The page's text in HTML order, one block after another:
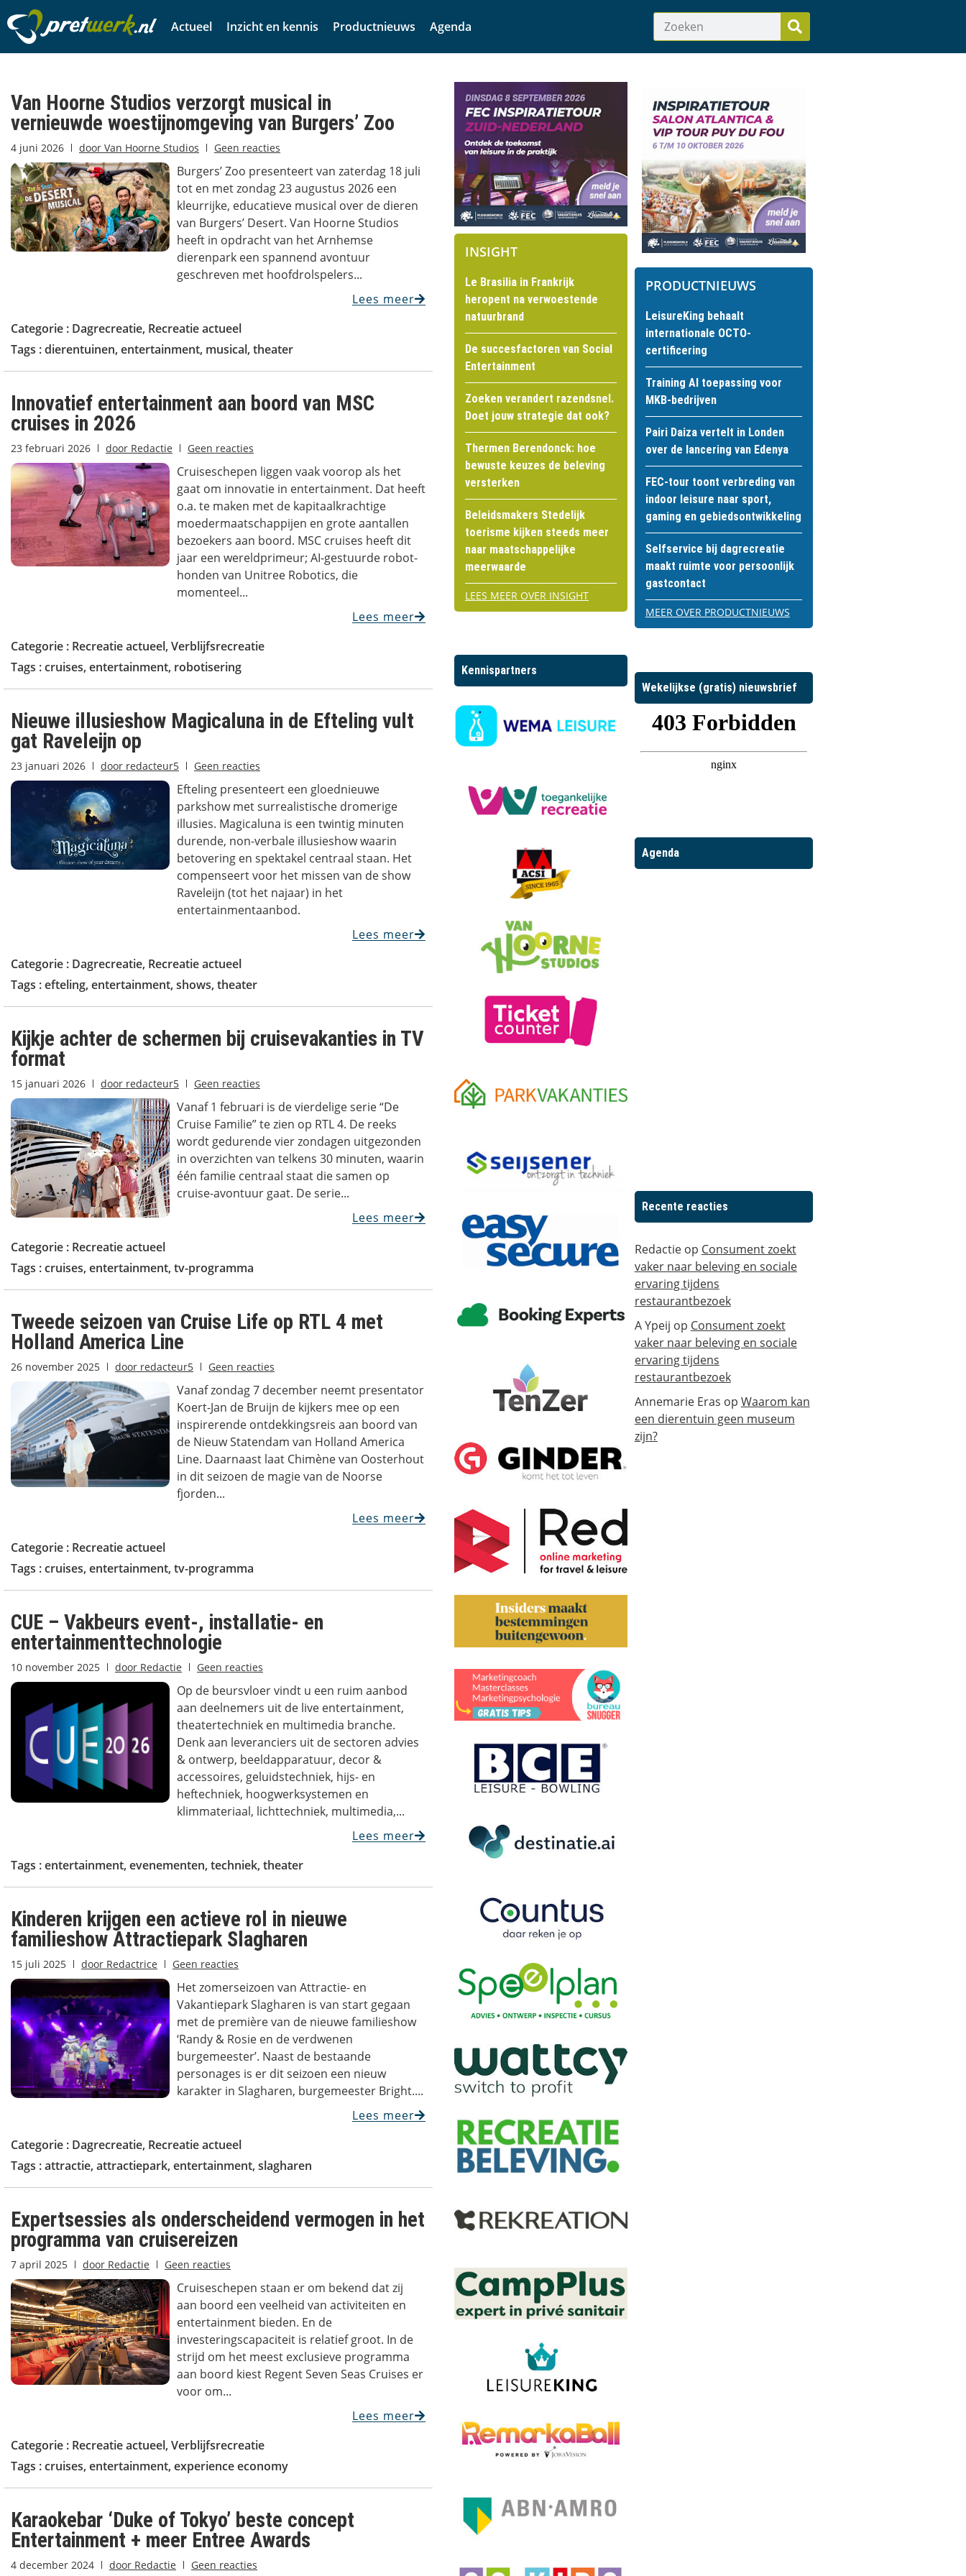
Actueel Inzicht en kennis Productnieuws Agenda
Van Hoorne Studios verzorgt musical in
vernieuwde woestijnomgeving van Burgers’ Zoo
4 juni 2026 door Van Hoorne Studios Geen reacties
Burgers’ Zoo presenteert van zaterdag 18 juli
tot en met zondag 23 augustus 2026 een
kleurrijke, educatieve musical over de dieren
van Burgers’ Desert. Van Hoorne Studios
heeft in opdracht van het Arnhemse
dierenpark een spannend avontuur
geschreven met hoofdrolspelers...
Lees meer
Categorie : Dagrecreatie, Recreatie actueel
Tags :dierentuinen, entertainment, musical, theater
Innovatief entertainment aan boord van MSC
cruises in 2026
23 februari 2026 door Redactie Geen reacties
Cruiseschepen liggen vaak voorop als het
gaat om innovatie in entertainment. Dat heeft
o.a. te maken met de kapitaalkrachtige
moedermaatschappijen en grote aantallen
bezoekers aan boord. MSC cruises heeft dit
jaar een wereldprimeur; AI-gestuurde robot­
honden van Unitree Robotics, die
momenteel...
Lees meer
Categorie : Recreatie actueel, Verblijfsrecreatie
Tags :cruises, entertainment, robotisering
Nieuwe illusieshow Magicaluna in de Efteling vult
gat Raveleijn op
23 januari 2026 door redacteur5 Geen reacties
Efteling presenteert een gloednieuwe
parkshow met surrealistische dromerige
illusies. Magicaluna is een twintig minuten
durende, non-verbale illusieshow waarin
betovering en spektakel centraal staan. Het
compenseert voor het missen van de show
Raveleijn (tot het najaar) in het
entertainmentaanbod.
Lees meer
Categorie : Dagrecreatie, Recreatie actueel
Tags :efteling, entertainment, shows, theater
Kijkje achter de schermen bij cruisevakanties in TV
format
15 januari 2026 door redacteur5 Geen reacties
Vanaf 1 februari is de vierdelige serie “De
Cruise Familie” te zien op RTL 4. De reeks
wordt gedurende vier zondagen uitgezonden
in overzichten van telkens 30 minuten, waarin
één familie centraal staat die samen op
cruise-avontuur gaat. De serie...
Lees meer
Categorie : Recreatie actueel
Tags :cruises, entertainment, tv-programma
Tweede seizoen van Cruise Life op RTL 4 met
Holland America Line
26 november 2025 door redacteur5 Geen reacties
Vanaf zondag 7 december neemt presentator
Koert-Jan de Bruijn de kijkers mee op een
inspirerende ontdekkingsreis aan boord van
de Nieuw Statendam van Holland America
Line. Daarnaast laat Chimène van Oosterhout
in dit seizoen de magie van de Noorse
fjorden...
Lees meer
Categorie : Recreatie actueel
Tags :cruises, entertainment, tv-programma
CUE – Vakbeurs event-, installatie- en
entertainmenttechnologie
10 november 2025 door Redactie Geen reacties
Op de beursvloer vindt u een ruim aanbod
aan deelnemers uit de live entertainment,
theatertechniek en multimedia branche.
Denk aan leveranciers uit de sectoren advies
& ontwerp, beeldapparatuur, decor &
accessoires, geluidstechniek, hijs- en
heftechniek, hoogwerksystemen en
klimmateriaal, lichttechniek, multimedia,...
Lees meer
Tags :entertainment, evenementen, techniek, theater
Kinderen krijgen een actieve rol in nieuwe
familieshow Attractiepark Slagharen
15 juli 2025 door Redactrice Geen reacties
Het zomerseizoen van Attractie- en
Vakantiepark Slagharen is van start gegaan
met de première van de nieuwe familieshow
‘Randy & Rosie en de verdwenen
burgemeester’. Naast de bestaande
personages is er dit seizoen een nieuw
karakter in Slagharen, burgemeester Bright....
Lees meer
Categorie : Dagrecreatie, Recreatie actueel
Tags :attractie, attractiepark, entertainment, slagharen
Expertsessies als onderscheidend vermogen in het
programma van cruisereizen
7 april 2025 door Redactie Geen reacties
Cruiseschepen staan er om bekend dat zij
aan boord een veelheid van activiteiten en
entertainment bieden. En de
investeringscapaciteit is relatief groot. In de
strijd om het meest exclusieve programma
aan boord kiest Regent Seven Seas Cruises er
voor om...
Lees meer
Categorie : Recreatie actueel, Verblijfsrecreatie
Tags :cruises, entertainment, experience economy
Karaokebar ‘Duke of Tokyo’ beste concept
Entertainment + meer Entree Awards
4 december 2024 door Redactie Geen reacties
INSIGHT
Le Brasilia in Frankrijk
heropent na verwoestende
natuurbrand
De succesfactoren van Social
Entertainment
Zoeken verandert razendsnel.
Doet jouw strategie dat ook?
Thermen Berendonck: hoe
bewuste keuzes de beleving
versterken
Beleidsmakers Stedelijk
toerisme kijken steeds meer
naar maatschappelijke
meerwaarde
LEES MEER OVER INSIGHT
Kennispartners
PRODUCTNIEUWS
LeisureKing behaalt
internationale OCTO-
certificering
Training AI toepassing voor
MKB-bedrijven
Pairi Daiza vertelt in Londen
over de lancering van Edenya
FEC-tour toont verbreding van
indoor leisure naar sport,
gaming en gebiedsontwikkeling
Selfservice bij dagrecreatie
maakt ruimte voor persoonlijk
gastcontact
MEER OVER PRODUCTNIEUWS
Wekelijkse (gratis) nieuwsbrief
Agenda
Recente reacties
Redactieop Consument zoekt
vaker naar beleving en sociale
ervaring tijdens
restaurantbezoek
A Ypeij op Consument zoekt
vaker naar beleving en sociale
ervaring tijdens
restaurantbezoek
Annemarie Eras op Waarom kan
een dierentuin geen museum
zijn?